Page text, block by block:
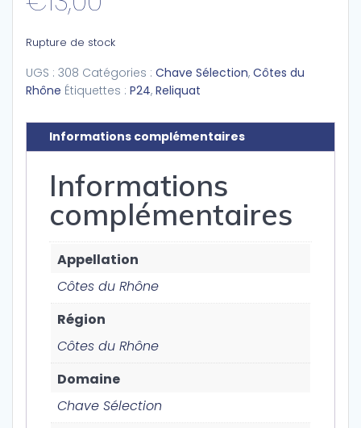
Rupture de stock
UGS : 308 Catégories : Chave Sélection, Côtes du
Rhône Étiquettes : P24, Reliquat
Informations complémentaires
Informations
complémentaires
Appellation
Côtes du Rhône
Région
Côtes du Rhône
Domaine
Chave Sélection